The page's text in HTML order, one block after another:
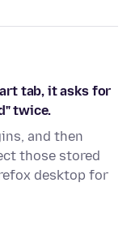
tab, it asks for
twice.
and then
those stored
desktop for